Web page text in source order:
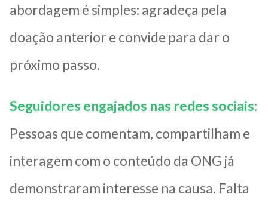
abordagem é simples: agradeça pela
doação anterior e convide para dar o
próximo passo.
Seguidores engajados nas redes sociais:
Pessoas que comentam, compartilham e
interagem com o conteúdo da ONG já
demonstraram interesse na causa. Falta